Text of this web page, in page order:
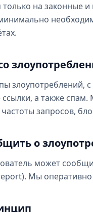
на законные
а также
запросов,
о
может
Мы